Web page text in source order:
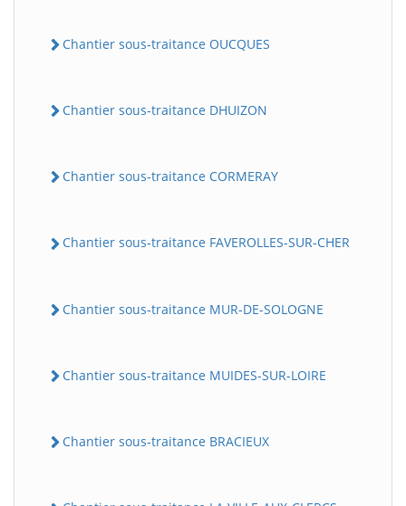
Chantier sous-traitance OUCQUES
Chantier sous-traitance DHUIZON
Chantier sous-traitance CORMERAY
Chantier sous-traitance FAVEROLLES-SUR-CHER
Chantier sous-traitance MUR-DE-SOLOGNE
Chantier sous-traitance MUIDES-SUR-LOIRE
Chantier sous-traitance BRACIEUX